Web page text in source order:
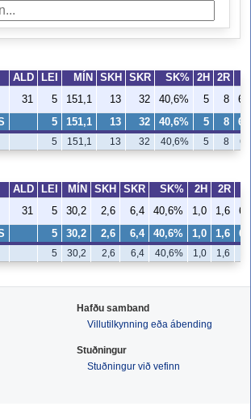
ALD LEI MÍN SKH SKR SK% 2H 2R
31 5 151,1 13 32 40,6% 5 8
5 151,1 13 32 40,6% 5 8
5 151,1 13 32 40,6% 5 8
ALD LEI MÍN SKH SKR SK% 2H 2R
31 5 30,2 2,6 6,4 40,6% 1,0 1,6
5 30,2 2,6 6,4 40,6% 1,0 1,6
5 30,2 2,6 6,4 40,6% 1,0 1,6
Hafðu samband
Villutilkynning eða ábending
Stuðningur
Stuðningur við vefinn